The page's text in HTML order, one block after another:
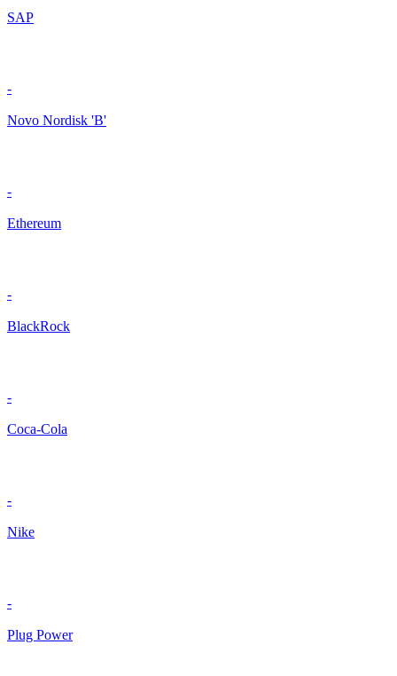
SAP
-
Novo Nordisk 'B'
-
Ethereum
-
BlackRock
-
Coca-Cola
-
Nike
-
Plug Power